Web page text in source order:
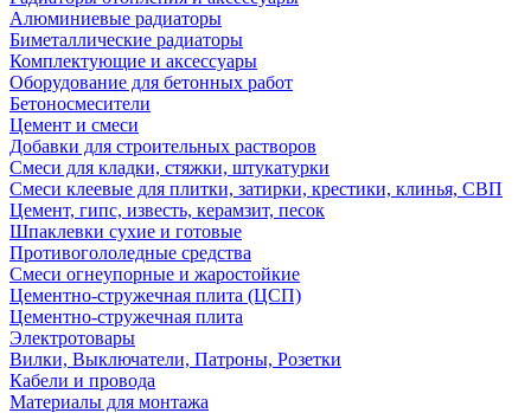
Алюминиевые радиаторы
Биметаллические радиаторы
Комплектующие и аксессуары
Оборудование для бетонных работ
Бетоносмесители
Цемент и смеси
Добавки для строительных растворов
Смеси для кладки, стяжки, штукатурки
Смеси клеевые для плитки, затирки, крестики, клинья, СВП
Цемент, гипс, известь, керамзит, песок
Шпаклевки сухие и готовые
Противогололедные средства
Смеси огнеупорные и жаростойкие
Цементно-стружечная плита (ЦСП)
Цементно-стружечная плита
Электротовары
Вилки, Выключатели, Патроны, Розетки
Кабели и провода
Материалы для монтажа